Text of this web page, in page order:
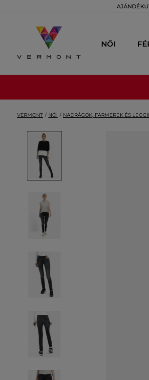
NŐI
VERMONT NŐI NADRÁGOK, FARMEREK ÉS